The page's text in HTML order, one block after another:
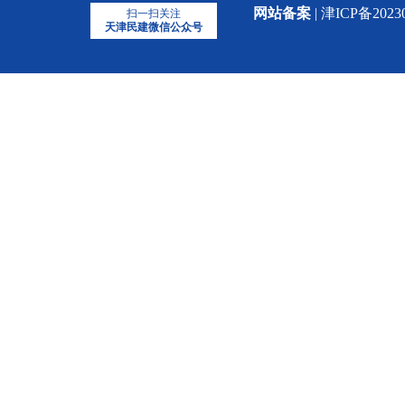
扫一扫关注
天津民建微信公众号
网站备案 | 津ICP备